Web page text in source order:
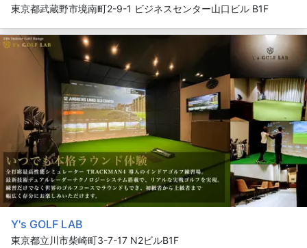
東京都武蔵野市境南町2-9-1 ビジネスセンター山口ビル B1F
Y's GOLF LAB
東京都立川市柴崎町3-7-17 N2ビルB1F